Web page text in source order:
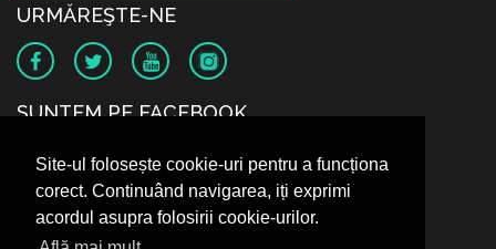
Site-ul folosește cookie-uri pentru a funcționa
corect. Continuând navigarea, iți exprimi
acordul asupra folosirii cookie-urilor.
URMĂREŞTE-NE
SUNTEM PE FACEBOOK